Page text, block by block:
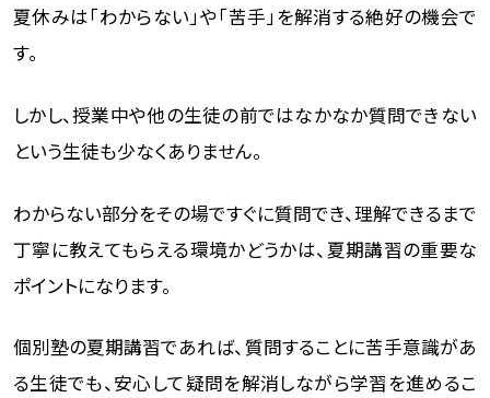
夏休みは「わからない」や「苦手」を解消する絶好の機会で
す。
しかし、授業中や他の生徒の前ではなかなか質問できない
という生徒も少なくありません。
わからない部分をその場ですぐに質問でき、理解できるまで
丁寧に教えてもらえる環境かどうかは、夏期講習の重要な
ポイントになります。
個別塾の夏期講習であれば、質問することに苦手意識があ
る生徒でも、安心して疑問を解消しながら学習を進めるこ